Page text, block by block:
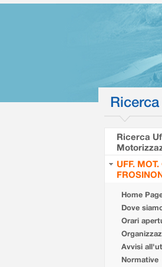
Ricerca
UFF. MOT.
Home
Dove
Orari
Avvisi
Normative